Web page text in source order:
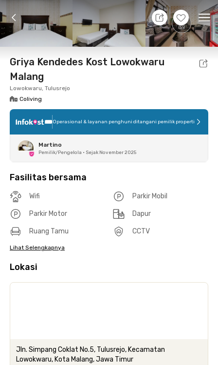
+6
9 Agt 26 - Belum tahu
Foto Fasilitas bersama Lokasi Kamar
Griya Kendedes Kost Lowokwaru
Malang
Lowokwaru, Tulusrejo
Coliving
Operasional & layanan penghuni ditangani pemilik properti
Martino
Pemilik/Pengelola • Sejak November 2025
Fasilitas bersama
Wifi Parkir Mobil
Parkir Motor Dapur
Ruang Tamu CCTV
Lihat Selengkapnya
Lokasi
Jln. Simpang Coklat No.5, Tulusrejo, Kecamatan
Lowokwaru, Kota Malang, Jawa Timur